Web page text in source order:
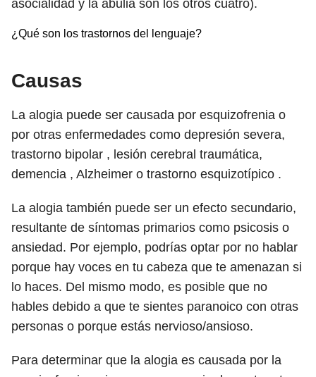
asocialidad y la abulia son los otros cuatro).
¿Qué son los trastornos del lenguaje?
Causas
La alogia puede ser causada por esquizofrenia o
por otras enfermedades como depresión severa,
trastorno bipolar , lesión cerebral traumática,
demencia , Alzheimer o trastorno esquizotípico .
La alogia también puede ser un efecto secundario,
resultante de síntomas primarios como psicosis o
ansiedad. Por ejemplo, podrías optar por no hablar
porque hay voces en tu cabeza que te amenazan si
lo haces. Del mismo modo, es posible que no
hables debido a que te sientes paranoico con otras
personas o porque estás nervioso/ansioso.
Para determinar que la alogia es causada por la